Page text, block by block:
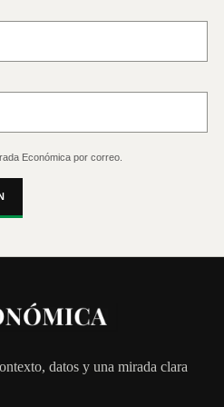
Económica por correo.
datos y una mirada clara